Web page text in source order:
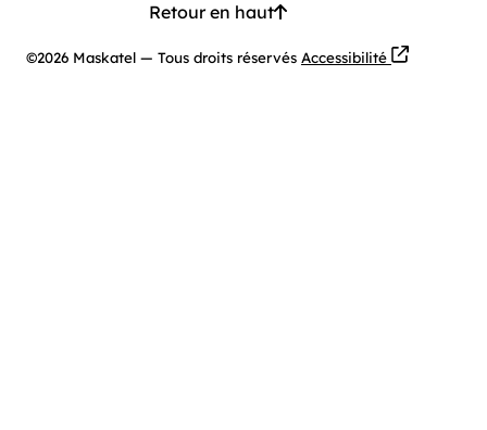
Retour en haut
©2026 Maskatel — Tous droits réservés Accessibilité Ouvre dans